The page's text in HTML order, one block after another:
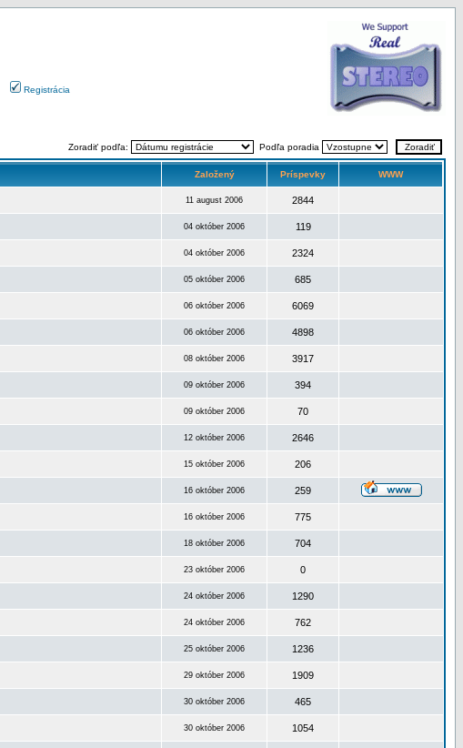
Registrácia
Zoradiť podľa: Podľa poradia
Založený Príspevky WWW
11 august 2006 2844
04 október 2006 119
04 október 2006 2324
05 október 2006 685
06 október 2006 6069
06 október 2006 4898
08 október 2006 3917
09 október 2006 394
09 október 2006 70
12 október 2006 2646
15 október 2006 206
16 október 2006 259
16 október 2006 775
18 október 2006 704
23 október 2006 0
24 október 2006 1290
24 október 2006 762
25 október 2006 1236
29 október 2006 1909
30 október 2006 465
30 október 2006 1054